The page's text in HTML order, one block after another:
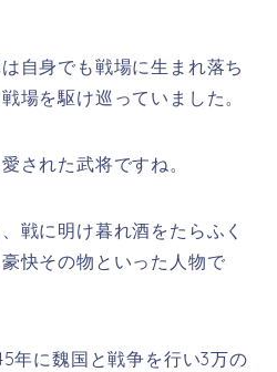
自身でも戦場に生まれ落ち
場を駆け巡っていました。
された武将ですね。
戦に明け暮れ酒をたらふく
快その物といった人物で
年に魏国と戦争を行い3万の